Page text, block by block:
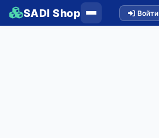
SADI Shop Войти